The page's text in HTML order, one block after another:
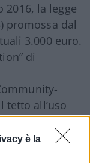
è la
2016, la legge
promossa dal
3.000 euro.
di
tetto all’uso
in Belgio,
a 1.000 euro
euro nel